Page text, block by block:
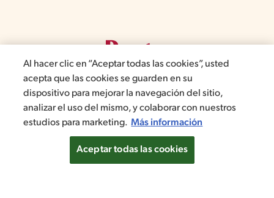
©2019, Nestlé. Marcas registradas por Société del Produits Nestlé,
S.A. Vevey (Suiza)
Términos y Condiciones de Promociones
Aviso de privacidad
Términos y Condiciones de Web
Normas de convivencia
Al hacer clic en “Aceptar todas las cookies”, usted
acepta que las cookies se guarden en su
dispositivo para mejorar la navegación del sitio,
analizar el uso del mismo, y colaborar con nuestros
estudios para marketing. Más información
Aceptar todas las cookies